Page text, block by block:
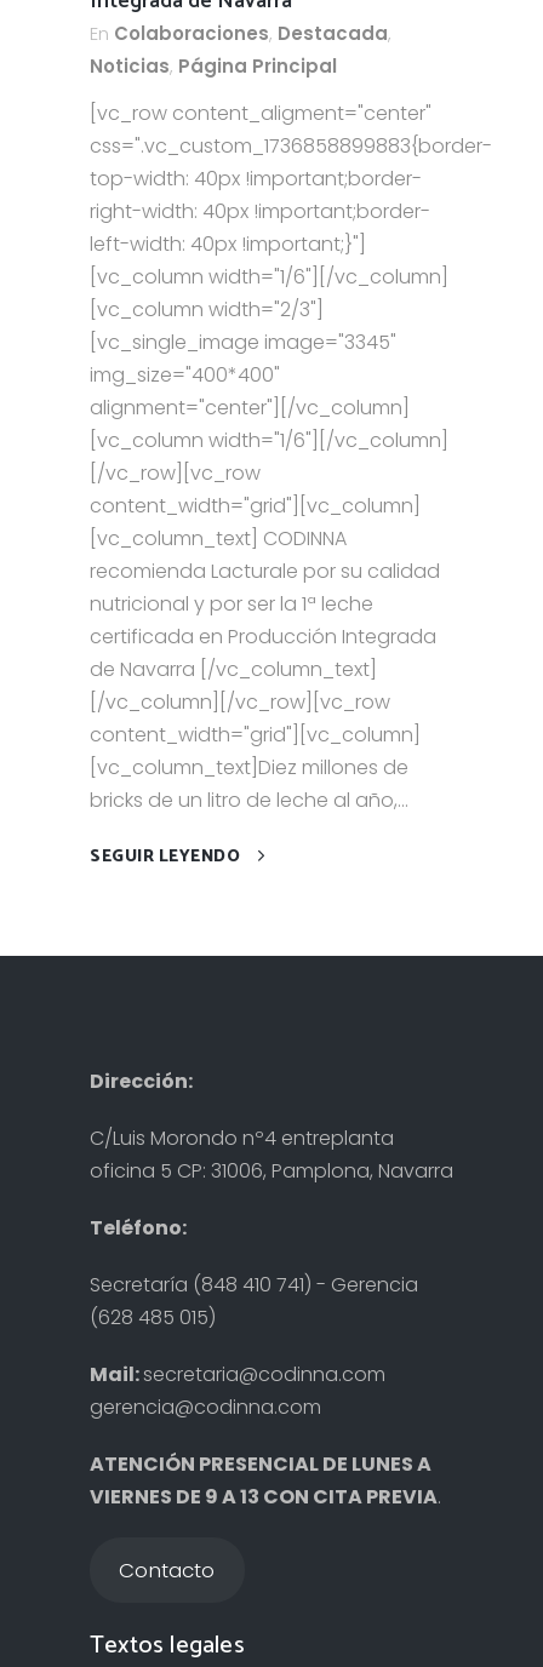
En Colaboraciones, Destacada,
Noticias, Página Principal
[vc_row content_aligment="center"
css=".vc_custom_1736858899883{border-
top-width: 40px !important;border-
right-width: 40px !important;border-
left-width: 40px !important;}"]
[vc_column width="1/6"][/vc_column]
[vc_column width="2/3"]
[vc_single_image image="3345"
img_size="400*400"
alignment="center"][/vc_column]
[vc_column width="1/6"][/vc_column]
[/vc_row][vc_row
content_width="grid"][vc_column]
[vc_column_text] CODINNA
recomienda Lacturale por su calidad
nutricional y por ser la 1ª leche
certificada en Producción Integrada
de Navarra [/vc_column_text]
[/vc_column][/vc_row][vc_row
content_width="grid"][vc_column]
[vc_column_text]Diez millones de
bricks de un litro de leche al año,...
SEGUIR LEYENDO
Dirección:
C/Luis Morondo nº4 entreplanta
oficina 5 CP: 31006, Pamplona, Navarra
Teléfono:
Secretaría (848 410 741) - Gerencia
(628 485 015)
Mail:secretaria@codinna.com
gerencia@codinna.com
ATENCIÓN PRESENCIAL DE LUNES A
VIERNES DE 9 A 13 CON CITA PREVIA.
Contacto
Textos legales